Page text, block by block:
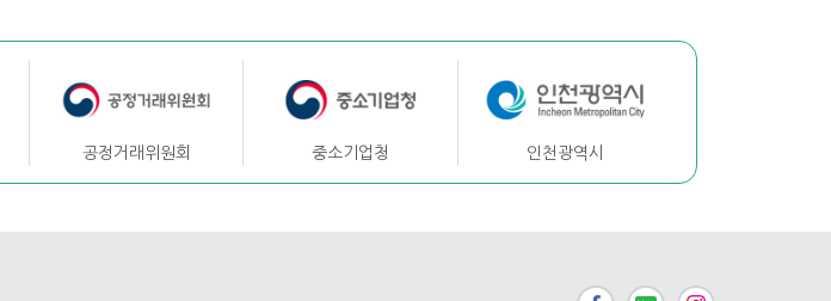
공정거래위원회 중소기업청 인천광역시